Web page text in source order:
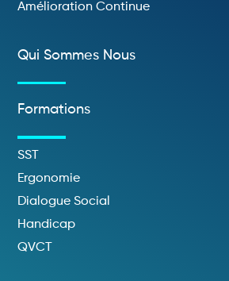
Amélioration Continue
Qui Sommes Nous
Formations
SST
Ergonomie
Dialogue Social
Handicap
QVCT